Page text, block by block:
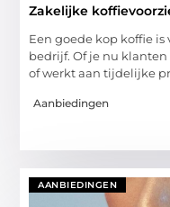
Zakelijke
Een goede kop koffie
bedrijf. Of je nu
of werkt aan tijdelijke
Aanbiedingen
AANBIEDINGEN